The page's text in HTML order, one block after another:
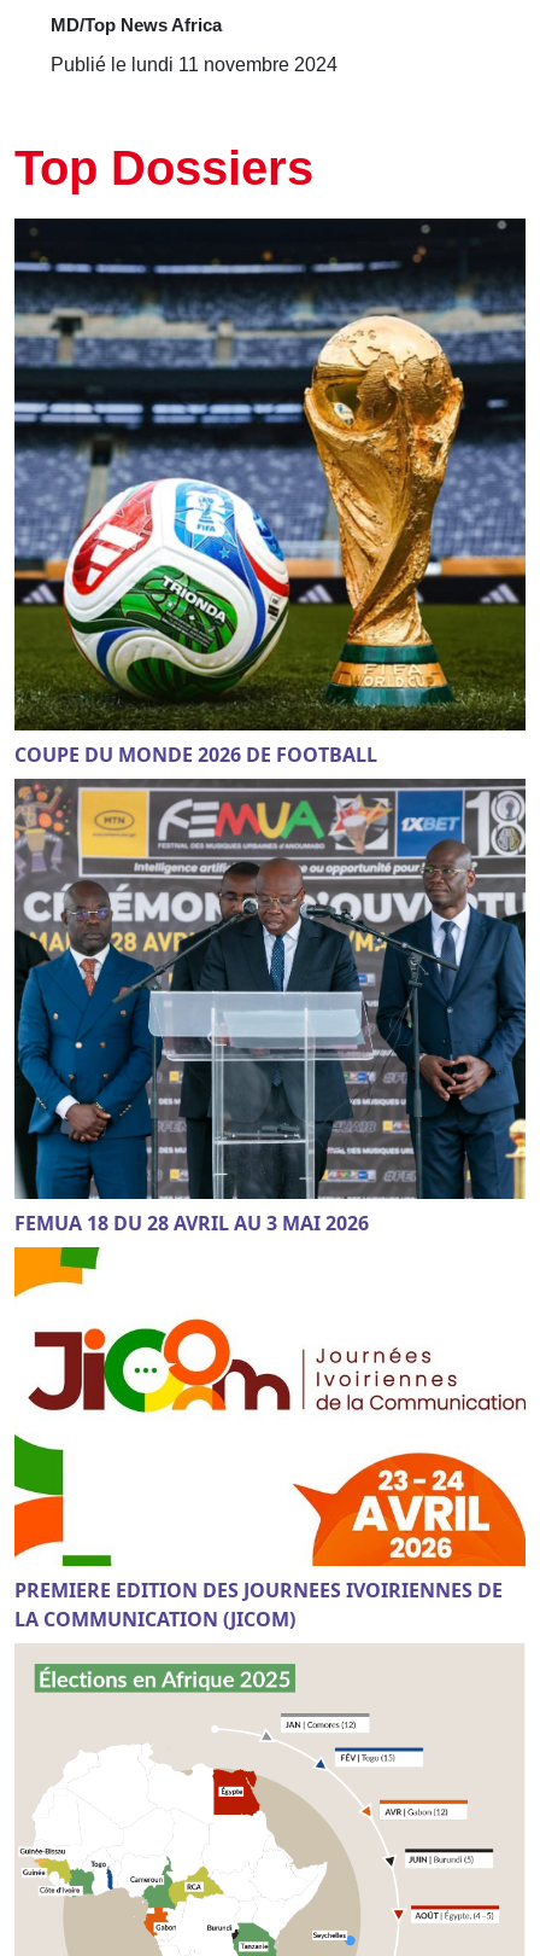
MD/Top News Africa
Publié le lundi 11 novembre 2024
Top Dossiers
COUPE DU MONDE 2026 DE FOOTBALL
FEMUA 18 DU 28 AVRIL AU 3 MAI 2026
PREMIERE EDITION DES JOURNEES IVOIRIENNES DE
LA COMMUNICATION (JICOM)